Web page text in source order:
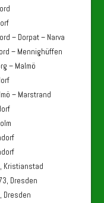
– Dorpat – Narva
– Mennighüffen
– Malmö
– Marstrand
Kristianstad
Dresden
Dresden